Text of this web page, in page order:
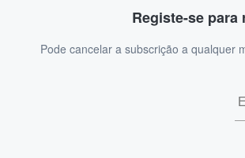
Registe-se
Pode cancelar a subscrição a qualquer